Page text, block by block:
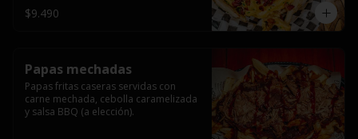
$9.490
Papas mechadas
Papas fritas caseras servidas con
carne mechada, cebolla caramelizada
y salsa BBQ (a elección).